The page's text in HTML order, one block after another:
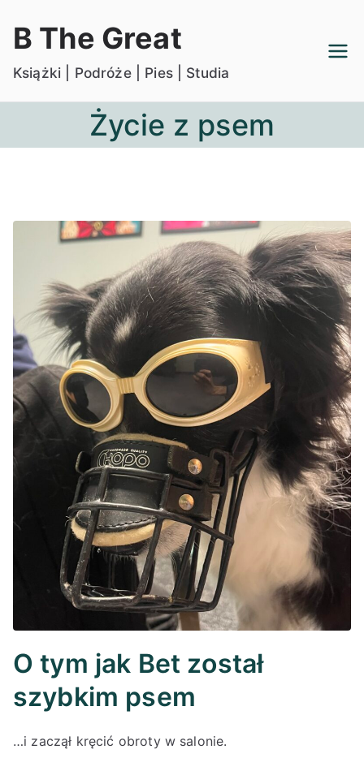
B The Great
Książki | Podróże | Pies | Studia
Życie z psem
O tym jak Bet został
szybkim psem
…i zaczął kręcić obroty w salonie.